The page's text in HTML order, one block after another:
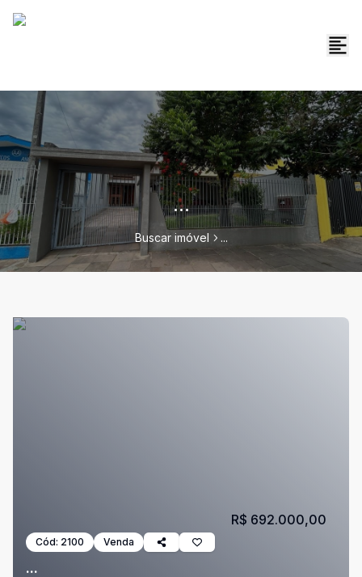
...
Buscar imóvel ...
Cód: 2100 Venda
...
R$ 692.000,00